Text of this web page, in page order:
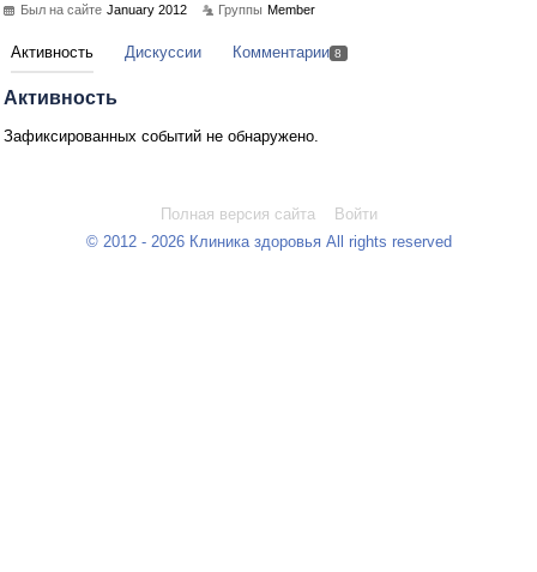
Был на сайте January 2012 Группы Member
Активность Дискуссии Комментарии 8
Активность
Зафиксированных событий не обнаружено.
Полная версия сайта
Войти
© 2012 - 2026 Клиника здоровья All rights reserved